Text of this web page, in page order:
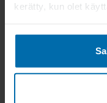
kerätty, kun olet